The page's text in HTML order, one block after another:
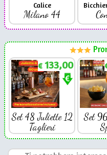
Calice
Milano 44
€ 133,00
Set 48 Juliette 12
Taglieri
Set